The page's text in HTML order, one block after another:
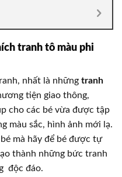
tranh tô màu phi
nhất là những tranh
tiện giao thông,
cho các bé vừa được tập
màu sắc, hình ảnh mới lạ.
mà hãy để bé được tự
thành những bức tranh
độc đáo.